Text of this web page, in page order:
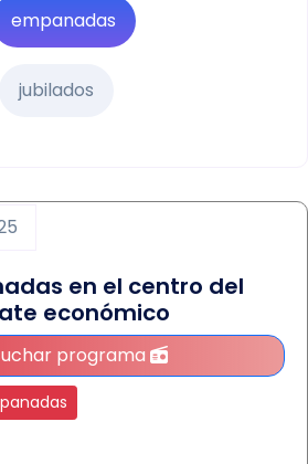
empanadas
jubilados
en el centro del
económico
programa